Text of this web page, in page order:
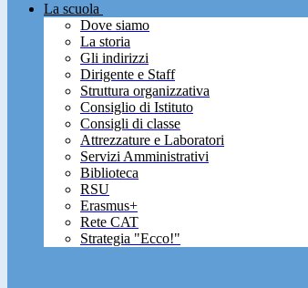
La scuola
Dove siamo
La storia
Gli indirizzi
Dirigente e Staff
Struttura organizzativa
Consiglio di Istituto
Consigli di classe
Attrezzature e Laboratori
Servizi Amministrativi
Biblioteca
RSU
Erasmus+
Rete CAT
Strategia "Ecco!"